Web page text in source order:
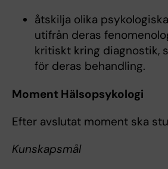
åtskilja olika
utifrån deras
kritiskt kring diagnostik,
för deras behandling.
Moment Hälsopsykologi
Efter avslutat moment ska
Kunskapsmål